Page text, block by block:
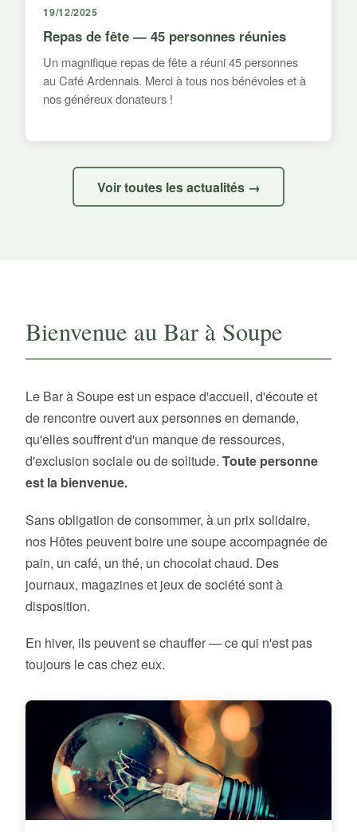
19/12/2025
Repas de fête — 45 personnes réunies
Un magnifique repas de fête a réuni 45 personnes
au Café Ardennais. Merci à tous nos bénévoles et à
nos généreux donateurs !
Voir toutes les actualités →
Bienvenue au Bar à Soupe
Le Bar à Soupe est un espace d'accueil, d'écoute et
de rencontre ouvert aux personnes en demande,
qu'elles souffrent d'un manque de ressources,
d'exclusion sociale ou de solitude. Toute personne
est la bienvenue.
Sans obligation de consommer, à un prix solidaire,
nos Hôtes peuvent boire une soupe accompagnée de
pain, un café, un thé, un chocolat chaud. Des
journaux, magazines et jeux de société sont à
disposition.
En hiver, ils peuvent se chauffer — ce qui n'est pas
toujours le cas chez eux.